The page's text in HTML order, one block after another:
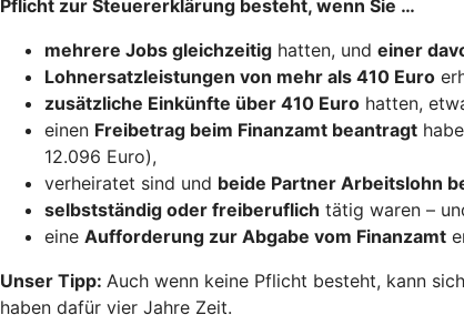
Pflicht zur Steuererklärung besteht, wenn Sie …
mehrere Jobs gleichzeitig hatten, und einer
Lohnersatzleistungen von mehr als 410 Euro
zusätzliche Einkünfte über 410 Euro hatten,
einen Freibetrag beim Finanzamt beantragt
12.096 Euro),
verheiratet sind und beide Partner Arbeitslohn
selbstständig oder freiberuflich tätig waren –
eine Aufforderung zur Abgabe vom Finanzamt
Unser Tipp: Auch wenn keine Pflicht besteht, kann
haben dafür vier Jahre Zeit.